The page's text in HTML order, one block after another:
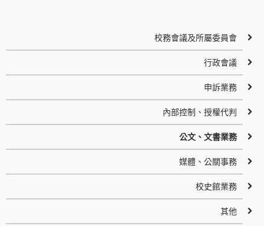
校務會議及所屬委員會
行政會議
申訴業務
內部控制、授權代判
公文、文書業務
媒體、公關事務
校史館業務
其他